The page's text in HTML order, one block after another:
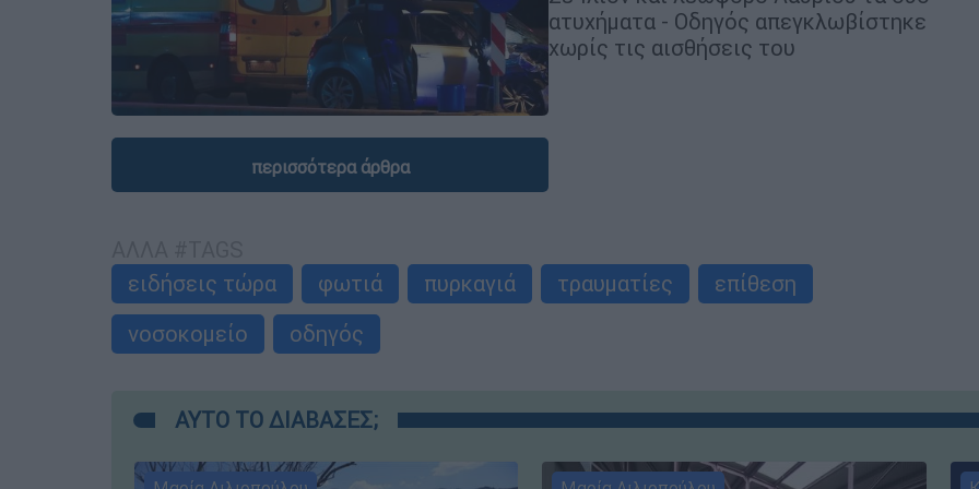
ατυχήματα - Οδηγός απεγκλωβίστηκε
χωρίς τις αισθήσεις του
περισσότερα άρθρα
ειδήσεις τώρα
φωτιά πυρκαγιά τραυματίες
επίθεση
νοσοκομείο
οδηγός
ΑΥΤΟ ΤΟ ΔΙΑΒΑΣΕΣ;